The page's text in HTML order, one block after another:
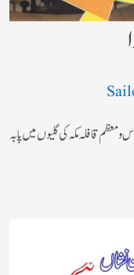
قافلہ مکہ کی گلیوں میں پا بہ